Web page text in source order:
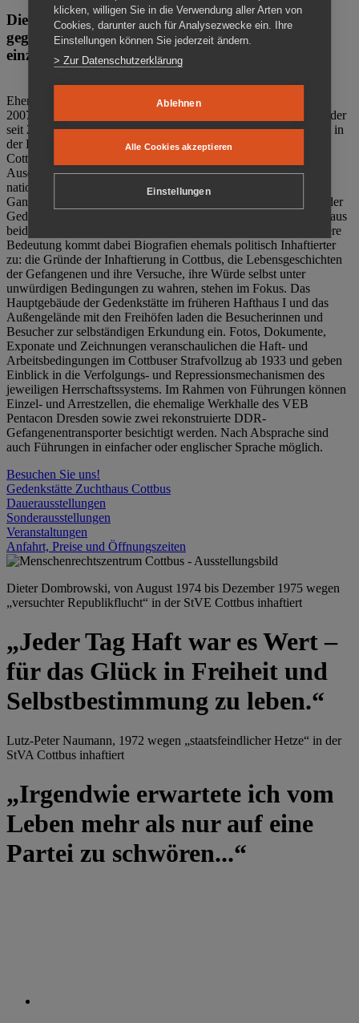
Die Gedenkstätte Zuchthaus Cottbus ist ein Ort
gegen das Vergessen. Anschaulich, nah und
einzigartig.
Ehemalige politische Häftlinge der DDR gründeten im Oktober
2007 den Verein Menschenrechtszentrum Cottbus e. V. (MRZ), der
seit 2011 Eigentümer des ehemaligen Gefängnisses (1860-2002) in
der Bautzener Straße und Träger der Gedenkstätte Zuchthaus
Cottbus ist. Im Zentrum der Arbeit der Gedenkstätte steht die
Auseinandersetzung mit politischem Unrecht während der
nationalsozialistischen Terrorherrschaft und der SED-Diktatur.
Ganzjährig zeigen mehrere Dauer- und Sonderausstellungen in der
Gedenkstätte Zuchthaus Cottbus Beispiele politischen Unrechts aus
beiden deutschen Diktaturen des 20. Jahrhunderts. Eine besondere
Bedeutung kommt dabei Biografien ehemals politisch Inhaftierter
zu: die Gründe der Inhaftierung in Cottbus, die Lebensgeschichten
der Gefangenen und ihre Versuche, ihre Würde selbst unter
unwürdigen Bedingungen zu wahren, stehen im Fokus. Das
Hauptgebäude der Gedenkstätte im früheren Hafthaus I und das
Außengelände mit den Freihöfen laden die Besucherinnen und
Besucher zur selbständigen Erkundung ein. Fotos, Dokumente,
Exponate und Zeichnungen veranschaulichen die Haft- und
Arbeitsbedingungen im Cottbuser Strafvollzug ab 1933 und geben
Einblick in die Verfolgungs- und Repressionsmechanismen des
jeweiligen Herrschaftssystems. Im Rahmen von Führungen können
Einzel- und Arrestzellen, die ehemalige Werkhalle des VEB
Pentacon Dresden sowie zwei rekonstruierte DDR-
Gefangenentransporter besichtigt werden. Nach Absprache sind
auch Führungen in einfacher oder englischer Sprache möglich.
Besuchen Sie uns!
Gedenkstätte Zuchthaus Cottbus
Dauerausstellungen
Sonderausstellungen
Veranstaltungen
Anfahrt, Preise und Öffnungszeiten
Dieter Dombrowski, von August 1974 bis Dezember 1975 wegen
„versuchter Republikflucht“ in der StVE Cottbus inhaftiert
„Jeder Tag Haft war es Wert –
für das Glück in Freiheit und
Selbstbestimmung zu leben.“
Lutz-Peter Naumann, 1972 wegen „staatsfeindlicher Hetze“ in der
StVA Cottbus inhaftiert
„Irgendwie erwartete ich vom
Leben mehr als nur auf eine
Partei zu schwören...“
klicken, willigen Sie in die Verwendung aller Arten von
Cookies, darunter auch für Analysezwecke ein. Ihre
Einstellungen können Sie jederzeit ändern.
> Zur Datenschutzerklärung
Ablehnen
Alle Cookies akzeptieren
Einstellungen